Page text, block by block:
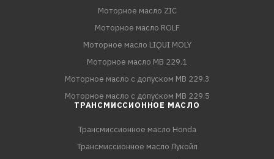
Моторное масло ZIC
Моторное масло ROLF
Моторное масло LIQUI MOLY
Моторное масло MB 229.1
Моторное масло с допуском MB 229.3
Моторное масло с допуском MB 229.5
ТРАНСМИССИОННОЕ МАСЛО
Трансмиссионное масло Honda
Трансмиссионное масло Лукойл